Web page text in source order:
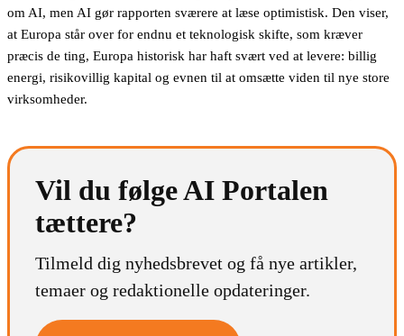
om AI, men AI gør rapporten sværere at læse optimistisk. Den viser,
at Europa står over for endnu et teknologisk skifte, som kræver
præcis de ting, Europa historisk har haft svært ved at levere: billig
energi, risikovillig kapital og evnen til at omsætte viden til nye store
virksomheder.
Vil du følge AI Portalen
tættere?
Tilmeld dig nyhedsbrevet og få nye artikler,
temaer og redaktionelle opdateringer.